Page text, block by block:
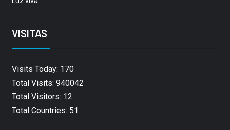
VISITAS
Visits Today: 170
Total Visits: 940042
Total Visitors: 12
Total Countries: 51